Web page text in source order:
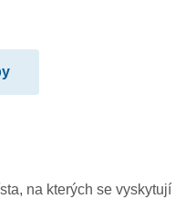
na kterých se vyskytují